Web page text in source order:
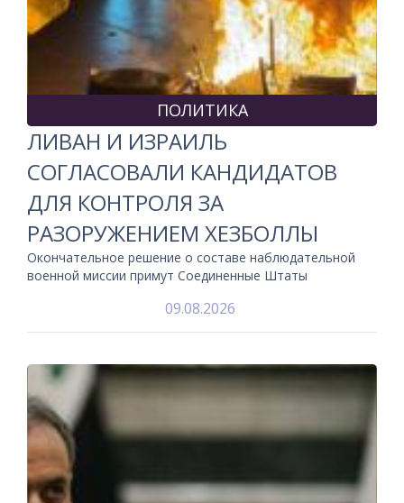
ПОЛИТИКА
ЛИВАН И ИЗРАИЛЬ
СОГЛАСОВАЛИ КАНДИДАТОВ
ДЛЯ КОНТРОЛЯ ЗА
РАЗОРУЖЕНИЕМ ХЕЗБОЛЛЫ
Окончательное решение о составе наблюдательной
военной миссии примут Соединенные Штаты
09.08.2026